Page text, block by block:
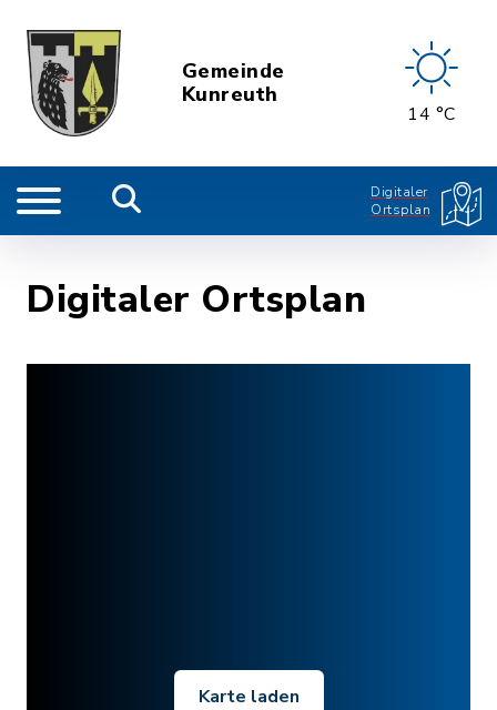
Gemeinde
Kunreuth
14 °C
Digitaler
Ortsplan
Digitaler Ortsplan
Karte laden